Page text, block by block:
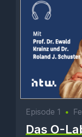
Episode 1 •
Das O-